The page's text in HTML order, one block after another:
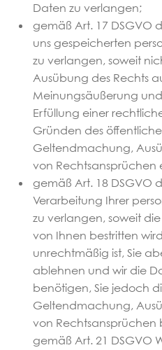
Daten zu verlangen;
gemäß Art. 17 DSGVO
uns gespeicherten
zu verlangen, soweit
Ausübung des Rechts
Meinungsäußerung
Erfüllung einer
Gründen des
Geltendmachung,
von Rechtsansprüchen
gemäß Art. 18 DSGVO
Verarbeitung Ihrer
zu verlangen, soweit
von Ihnen bestritten
unrechtmäßig ist, Sie
ablehnen und wir die
benötigen, Sie jedoch
Geltendmachung,
von Rechtsansprüchen
gemäß Art. 21 DSGVO